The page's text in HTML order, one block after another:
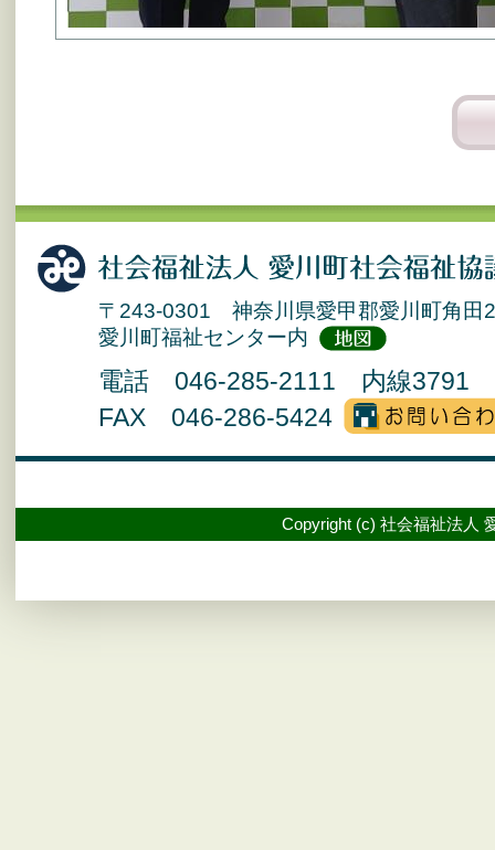
〒243-0301 神奈川県愛甲郡愛川町角田
愛川町福祉センター内
電話 046-285-2111 内線
FAX 046-286-5424
Copyright (c) 社会福祉法人